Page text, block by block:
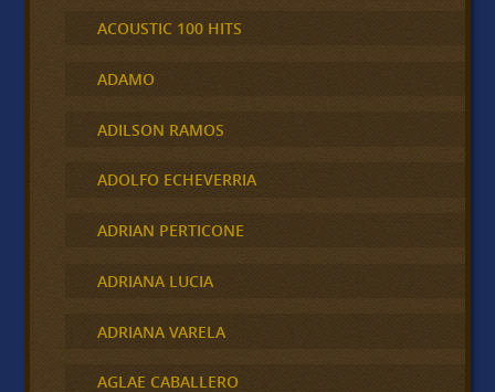
ACOUSTIC 100 HITS
ADAMO
ADILSON RAMOS
ADOLFO ECHEVERRIA
ADRIAN PERTICONE
ADRIANA LUCIA
ADRIANA VARELA
AGLAE CABALLERO